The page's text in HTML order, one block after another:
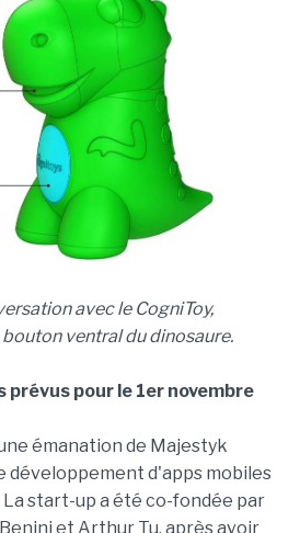
avec le CogniToy,
ventral du dinosaure.
prévus pour le 1er novembre
émanation de Majestyk
développement d'apps mobiles
La start-up a été co-fondée par
et Arthur Tu, après avoir